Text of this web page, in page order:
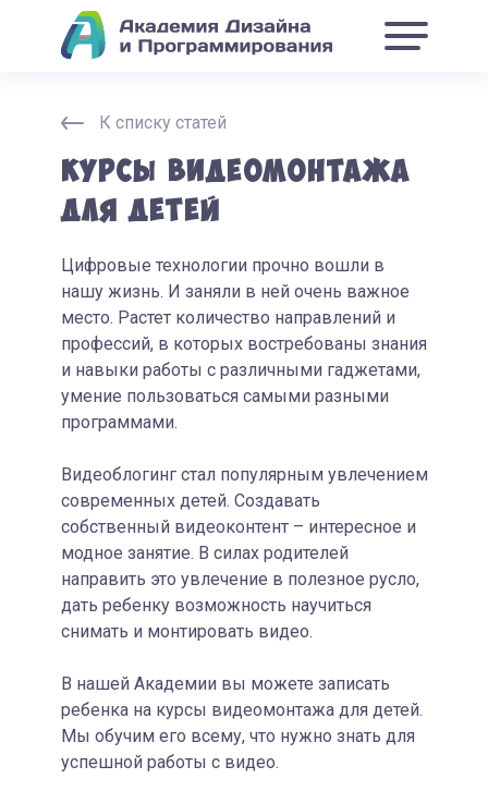
К списку статей
Курсы видеомонтажа
для детей
Цифровые технологии прочно вошли в
нашу жизнь. И заняли в ней очень важное
место. Растет количество направлений и
профессий, в которых востребованы знания
и навыки работы с различными гаджетами,
умение пользоваться самыми разными
программами.
Видеоблогинг стал популярным увлечением
современных детей. Создавать
собственный видеоконтент – интересное и
модное занятие. В силах родителей
направить это увлечение в полезное русло,
дать ребенку возможность научиться
снимать и монтировать видео.
В нашей Академии вы можете записать
ребенка на курсы видеомонтажа для детей.
Мы обучим его всему, что нужно знать для
успешной работы с видео.